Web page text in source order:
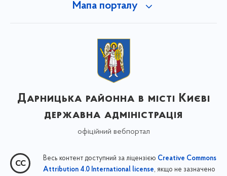
Мапа порталу
Дарницька районна в місті Києві
державна адміністрація
офіційний вебпортал
Весь контент доступний за ліцензією Creative Commons
Attribution 4.0 International license, якщо не зазначено